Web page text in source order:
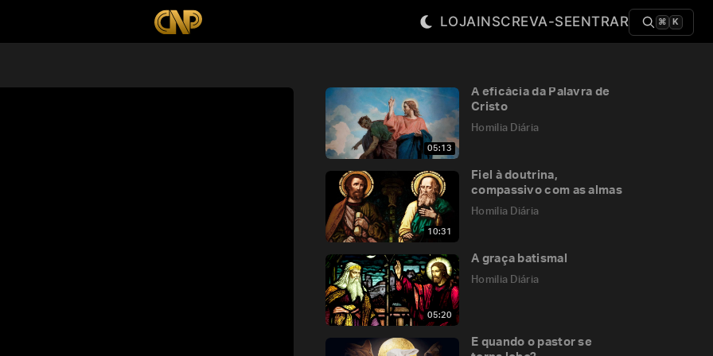
LOJAINSCREVA-SEENTRAR ⌘ K
05:13
A eficácia da Palavra de
Cristo
Homilia Diária
10:31
Fiel à doutrina,
compassivo com as almas
Homilia Diária
05:20
A graça batismal
Homilia Diária
E quando o pastor se